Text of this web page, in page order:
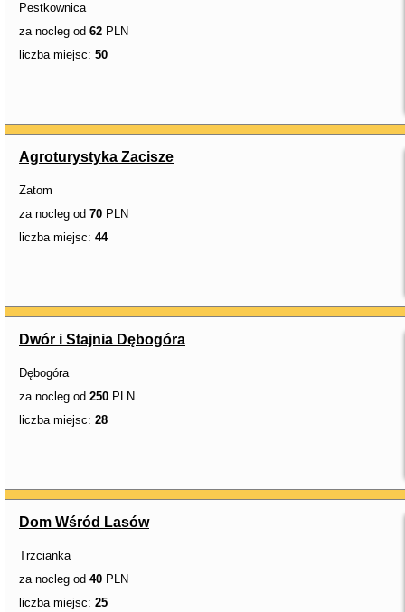
Pestkownica
za nocleg od 62 PLN
liczba miejsc: 50
Agroturystyka Zacisze
Zatom
za nocleg od 70 PLN
liczba miejsc: 44
Dwór i Stajnia Dębogóra
Dębogóra
za nocleg od 250 PLN
liczba miejsc: 28
Dom Wśród Lasów
Trzcianka
za nocleg od 40 PLN
liczba miejsc: 25